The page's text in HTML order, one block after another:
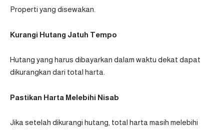
Properti yang disewakan.
Kurangi Hutang Jatuh Tempo
Hutang yang harus dibayarkan dalam waktu dekat dapat
dikurangkan dari total harta.
Pastikan Harta Melebihi Nisab
Jika setelah dikurangi hutang, total harta masih melebihi